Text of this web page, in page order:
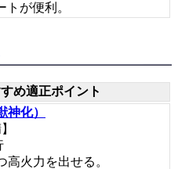
が便利。
め適正ポイント
神化）
高火力を出せる。